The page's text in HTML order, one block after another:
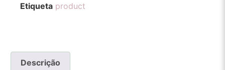
Etiqueta product
Descrição